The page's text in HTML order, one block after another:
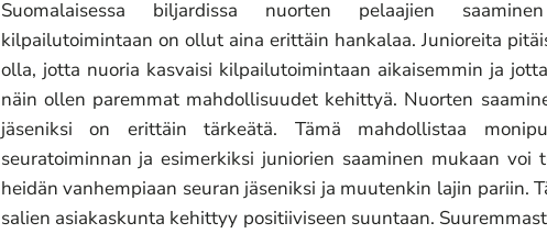
Suomalaisessa biljardissa nuorten pelaajien
kilpailutoimintaan on ollut aina erittäin hankalaa. Junioreita
olla, jotta nuoria kasvaisi kilpailutoimintaan aikaisemmin ja
näin ollen paremmat mahdollisuudet kehittyä. Nuorten
jäseniksi on erittäin tärkeätä. Tämä mahdollistaa
seuratoiminnan ja esimerkiksi juniorien saaminen mukaan voi
heidän vanhempiaan seuran jäseniksi ja muutenkin lajin pariin.
salien asiakaskunta kehittyy positiiviseen suuntaan.